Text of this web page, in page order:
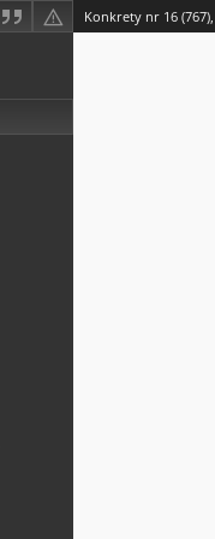
Konkrety nr 16